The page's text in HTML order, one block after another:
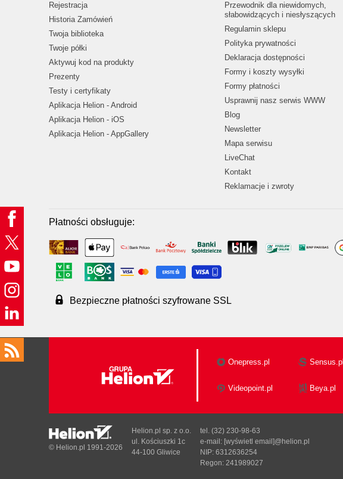
Rejestracja
Historia Zamówień
Twoja biblioteka
Twoje półki
Aktywuj kod na produkty
Prezenty
Testy i certyfikaty
Aplikacja Helion - Android
Aplikacja Helion - iOS
Aplikacja Helion - AppGallery
Przewodnik dla niewidomych,
słabowidzących i niesłyszących
Regulamin sklepu
Polityka prywatności
Deklaracja dostępności
Formy i koszty wysyłki
Formy płatności
Usprawnij nasz serwis WWW
Blog
Newsletter
Mapa serwisu
LiveChat
Kontakt
Reklamacje i zwroty
Płatności obsługuje:
Bezpieczne płatności szyfrowane SSL
Onepress.pl Sensus.pl
Videopoint.pl Beya.pl
© Helion.pl 1991-2026
Helion.pl sp. z o.o.
ul. Kościuszki 1c
44-100 Gliwice
tel. (32) 230-98-63
e-mail: [wyświetl email]@helion.pl
NIP: 6312636254
Regon: 241989027